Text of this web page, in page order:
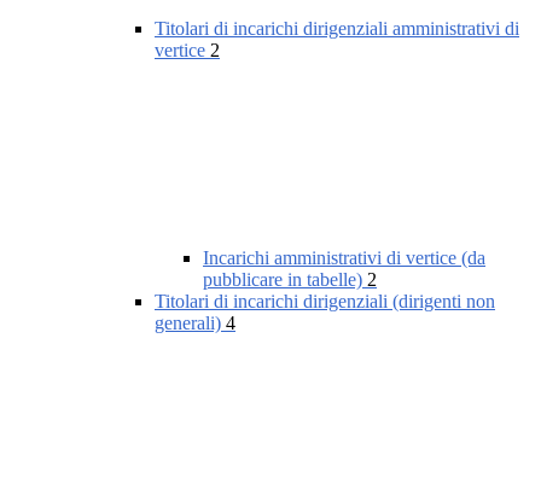
Titolari di incarichi dirigenziali amministrativi di
vertice 2
Incarichi amministrativi di vertice (da
pubblicare in tabelle) 2
Titolari di incarichi dirigenziali (dirigenti non
generali) 4